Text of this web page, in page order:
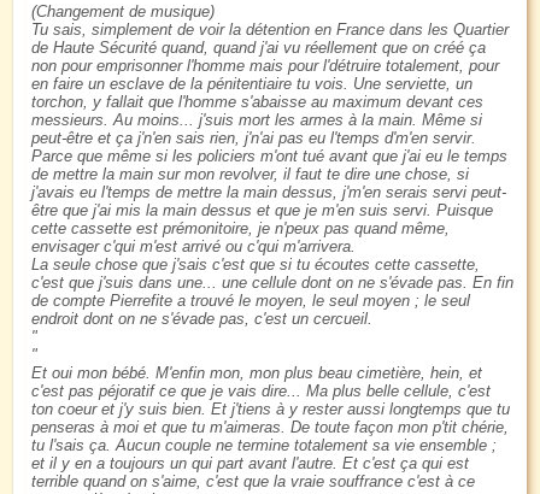
(Changement de musique)
Tu sais, simplement de voir la détention en France dans les Quartier
de Haute Sécurité quand, quand j'ai vu réellement que on créé ça
non pour emprisonner l'homme mais pour l'détruire totalement, pour
en faire un esclave de la pénitentiaire tu vois. Une serviette, un
torchon, y fallait que l'homme s'abaisse au maximum devant ces
messieurs. Au moins... j'suis mort les armes à la main. Même si
peut-être et ça j'n'en sais rien, j'n'ai pas eu l'temps d'm'en servir.
Parce que même si les policiers m'ont tué avant que j'ai eu le temps
de mettre la main sur mon revolver, il faut te dire une chose, si
j'avais eu l'temps de mettre la main dessus, j'm'en serais servi peut-
être que j'ai mis la main dessus et que je m'en suis servi. Puisque
cette cassette est prémonitoire, je n'peux pas quand même,
envisager c'qui m'est arrivé ou c'qui m'arrivera.
La seule chose que j'sais c'est que si tu écoutes cette cassette,
c'est que j'suis dans une... une cellule dont on ne s'évade pas. En fin
de compte Pierrefite a trouvé le moyen, le seul moyen ; le seul
endroit dont on ne s'évade pas, c'est un cercueil.
Et oui mon bébé. M'enfin mon, mon plus beau cimetière, hein, et
c'est pas péjoratif ce que je vais dire... Ma plus belle cellule, c'est
ton coeur et j'y suis bien. Et j'tiens à y rester aussi longtemps que tu
penseras à moi et que tu m'aimeras. De toute façon mon p'tit chérie,
tu l'sais ça. Aucun couple ne termine totalement sa vie ensemble ;
et il y en a toujours un qui part avant l'autre. Et c'est ça qui est
terrible quand on s'aime, c'est que la vraie souffrance c'est à ce